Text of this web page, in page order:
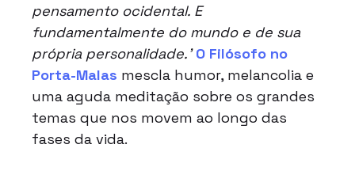
pensamento ocidental. E
fundamentalmente do mundo e de sua
própria personalidade.’ O Filósofo no
Porta-Malas mescla humor, melancolia e
uma aguda meditação sobre os grandes
temas que nos movem ao longo das
fases da vida.